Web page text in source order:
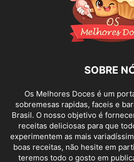
SOBRE
Os Melhores Doces é um
sobremesas rapidas, faceis e
Brasil. O nosso objetivo é
receitas deliciosas para que
experimentem as mais
boas receitas, não hesite em
teremos todo o gosto em